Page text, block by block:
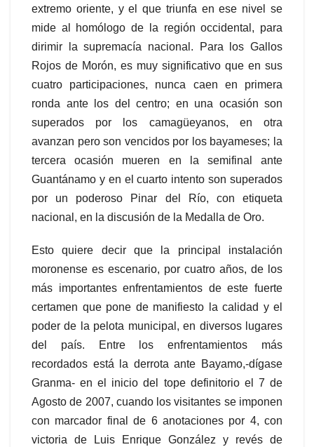
extremo oriente, y el que triunfa en ese nivel se
mide al homólogo de la región occidental, para
dirimir la supremacía nacional. Para los Gallos
Rojos de Morón, es muy significativo que en sus
cuatro participaciones, nunca caen en primera
ronda ante los del centro; en una ocasión son
superados por los camagüeyanos, en otra
avanzan pero son vencidos por los bayameses; la
tercera ocasión mueren en la semifinal ante
Guantánamo y en el cuarto intento son superados
por un poderoso Pinar del Río, con etiqueta
nacional, en la discusión de la Medalla de Oro.
Esto quiere decir que la principal instalación
moronense es escenario, por cuatro años, de los
más importantes enfrentamientos de este fuerte
certamen que pone de manifiesto la calidad y el
poder de la pelota municipal, en diversos lugares
del país. Entre los enfrentamientos más
recordados está la derrota ante Bayamo,-dígase
Granma- en el inicio del tope definitorio el 7 de
Agosto de 2007, cuando los visitantes se imponen
con marcador final de 6 anotaciones por 4, con
victoria de Luis Enrique González y revés de